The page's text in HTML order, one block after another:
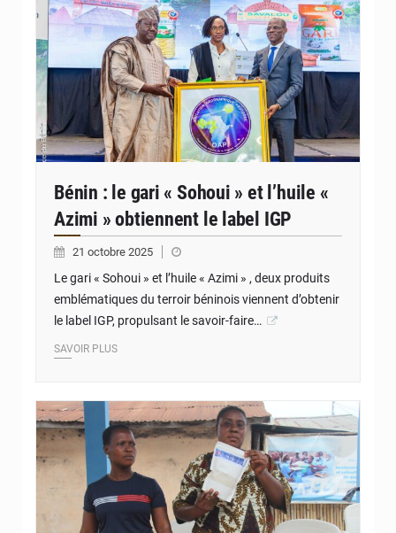
Bénin : le gari « Sohoui » et l’huile «
Azimi » obtiennent le label IGP
21 octobre 2025
Le gari « Sohoui » et l’huile « Azimi » , deux produits
emblématiques du terroir béninois viennent d’obtenir
le label IGP, propulsant le savoir-faire…
SAVOIR PLUS